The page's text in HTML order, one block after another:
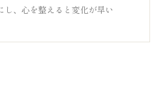
し、心を整えると変化が早い